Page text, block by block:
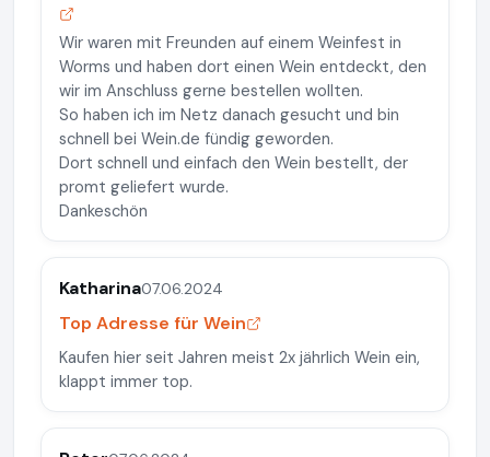
Wir waren mit Freunden auf einem Weinfest in
Worms und haben dort einen Wein entdeckt, den
wir im Anschluss gerne bestellen wollten.
So haben ich im Netz danach gesucht und bin
schnell bei Wein.de fündig geworden.
Dort schnell und einfach den Wein bestellt, der
promt geliefert wurde.
Dankeschön
Katharina07.06.2024
Top Adresse für Wein
Kaufen hier seit Jahren meist 2x jährlich Wein ein,
klappt immer top.